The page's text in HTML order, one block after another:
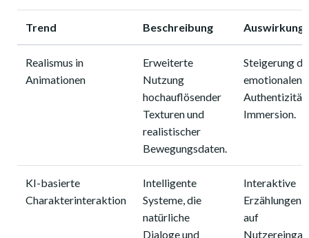
Trend Beschreibung
Realismus in
Animationen
Erweiterte
Nutzung
hochauflösender
Texturen und
realistischer
Bewegungsdaten.
Steigerung
emotionalen
Authentizität
Immersion.
KI-basierte
Charakterinteraktion
Intelligente
Systeme, die
natürliche
Dialoge und
Interaktive
Erzählungen,
auf